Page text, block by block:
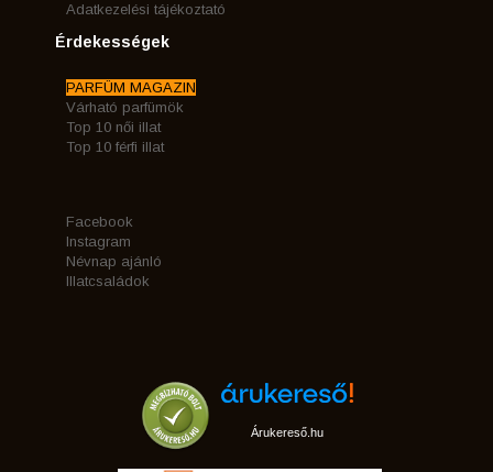
Adatkezelési tájékoztató
Érdekességek
PARFÜM MAGAZIN
Várható parfümök
Top 10 női illat
Top 10 férfi illat
Facebook
Instagram
Névnap ajánló
Illatcsaládok
Árukereső.hu